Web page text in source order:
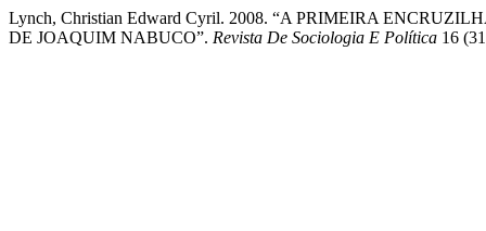
Lynch, Christian Edward Cyril. 2008. “A PRIMEIRA
DE JOAQUIM NABUCO”. Revista De Sociologia E Política 16